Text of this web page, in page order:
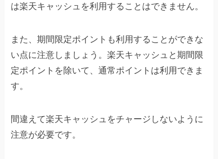
は楽天キャッシュを利用することはできません。
また、期間限定ポイントも利用することができな
い点に注意しましょう。楽天キャッシュと期間限
定ポイントを除いて、通常ポイントは利用できま
す。
間違えて楽天キャッシュをチャージしないように
注意が必要です。